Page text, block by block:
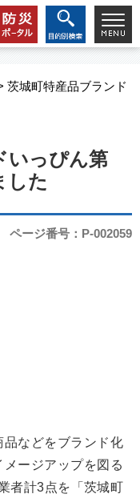
茨城町特産品ブランド
いっぴん第
した
ページ番号：P-002059
などをブランド化
ージアップを図る
者計3点を「茨城町